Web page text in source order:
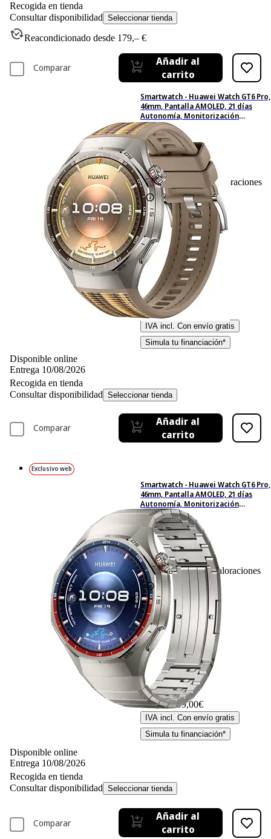
Recogida en tienda
Consultar disponibilidad Seleccionar tienda
Reacondicionado desde 179,– €
Comparar
Añadir al
carrito
Smartwatch - Huawei Watch GT6 Pro,
46mm, Pantalla AMOLED, 21 días
Autonomía, Monitorización
avanzada de Salud, BT, Resistente al
Agua, ECG , Marrón
108Basado en 108 valoraciones
379,– €379,00€
IVA incl. Con envío gratis
Simula tu financiación*
Disponible online
Entrega 10/08/2026
Recogida en tienda
Consultar disponibilidad Seleccionar tienda
Comparar
Añadir al
carrito
Exclusivo web
Smartwatch - Huawei Watch GT6 Pro,
46mm, Pantalla AMOLED, 21 días
Autonomía, Monitorización
avanzada de Salud, BT, Resistente al
Agua, ECG, Titanio
112Basado en 112 valoraciones
499,– €499,00€
IVA incl. Con envío gratis
Simula tu financiación*
Disponible online
Entrega 10/08/2026
Recogida en tienda
Consultar disponibilidad Seleccionar tienda
Comparar
Añadir al
carrito